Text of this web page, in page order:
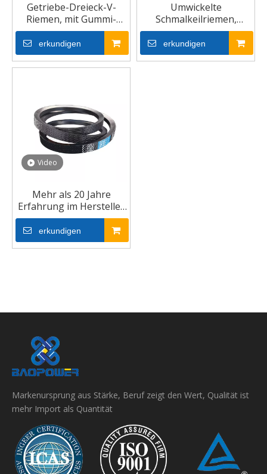
Getriebe-Dreieck-V-
Riemen, mit Gummi-
Lüfter umwickelter
schmaler V-Riemen
erkundigen
Umwickelte
Schmalkeilriemen,
Gummikeilriemen
erkundigen
Video
Mehr als 20 Jahre
Erfahrung im Hersteller
von Gummi-Keilriemen
erkundigen
Markenursprung aus Stärke, Beruf zeigt den Wert, Qualität ist
mehr Import als Quantität